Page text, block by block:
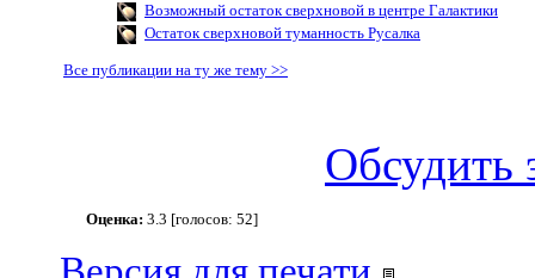
Возможный остаток сверхновой в центре Галактики
Остаток сверхновой туманность Русалка
Все публикации на ту же тему >>
Обсудить
Оценка: 3.3 [голосов: 52]